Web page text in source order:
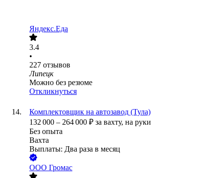
Яндекс.Еда
3.4
•
227 отзывов
Липецк
Можно без резюме
Откликнуться
Комплектовщик на автозавод (Тула)
132 000 – 264 000 ₽ за вахту, на руки
Без опыта
Вахта
Выплаты: Два раза в месяц
ООО Громас